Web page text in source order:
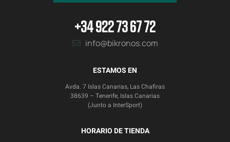
+34 922 73 67 72
info@bikronos.com
ESTAMOS EN
Avda. 7 Islas Canarias, Las Chafiras
38639 – Tenerife, Islas Canarias
(Junto a InterSport)
HORARIO DE TIENDA